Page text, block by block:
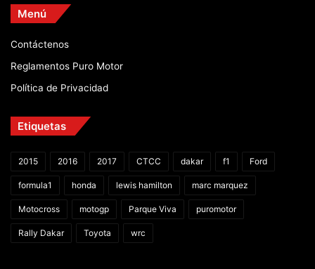
Menú
Contáctenos
Reglamentos Puro Motor
Política de Privacidad
Etiquetas
2015 2016 2017 CTCC dakar f1 Ford
formula1 honda lewis hamilton marc marquez
Motocross motogp Parque Viva puromotor
Rally Dakar Toyota wrc